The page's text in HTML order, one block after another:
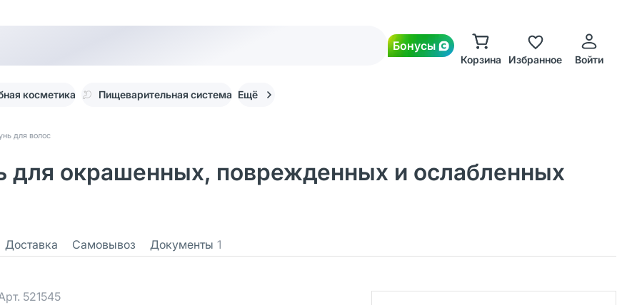
Бонусы
Корзина Избранное Войти
косметика Пищеварительная система Ещё
для волос
для окрашенных, поврежденных и ослабленных
Доставка Самовывоз Документы 1
521545